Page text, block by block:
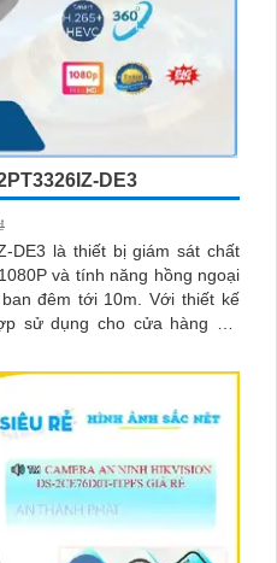
DE3
DE3 là thiết bị giám sát chất
và tính năng hồng ngoại
tới 10m. Với thiết kế
sử dụng cho cửa hàng gia